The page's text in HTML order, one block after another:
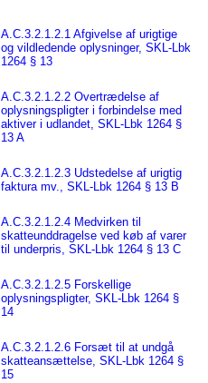
A.C.3.2.1.2.1 Afgivelse af urigtige
og vildledende oplysninger, SKL-Lbk
1264 § 13
A.C.3.2.1.2.2 Overtrædelse af
oplysningspligter i forbindelse med
aktiver i udlandet, SKL-Lbk 1264 §
13 A
A.C.3.2.1.2.3 Udstedelse af urigtig
faktura mv., SKL-Lbk 1264 § 13 B
A.C.3.2.1.2.4 Medvirken til
skatteunddragelse ved køb af varer
til underpris, SKL-Lbk 1264 § 13 C
A.C.3.2.1.2.5 Forskellige
oplysningspligter, SKL-Lbk 1264 §
14
A.C.3.2.1.2.6 Forsæt til at undgå
skatteansættelse, SKL-Lbk 1264 §
15